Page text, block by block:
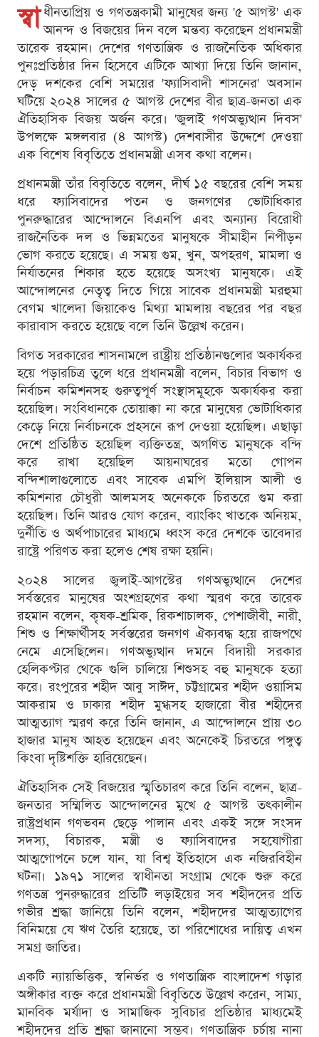
স্বা ধীনতাপ্রিয় ও গণতন্ত্রকামী মানুষের জন্য '৫ আগস্ট' এক
আনন্দ ও বিজয়ের দিন বলে মন্তব্য করেছেন প্রধানমন্ত্রী
তারেক রহমান। দেশের গণতান্ত্রিক ও রাজনৈতিক অধিকার
পুনঃপ্রতিষ্ঠার দিন হিসেবে এটিকে আখ্যা দিয়ে তিনি জানান,
দেড় দশকের বেশি সময়ের 'ফ্যাসিবাদী শাসনের' অবসান
ঘটিয়ে ২০২৪ সালের ৫ আগস্ট দেশের বীর ছাত্র-জনতা এক
ঐতিহাসিক বিজয় অর্জন করে। 'জুলাই গণঅভ্যুত্থান দিবস'
উপলক্ষে মঙ্গলবার (৪ আগস্ট) দেশবাসীর উদ্দেশে দেওয়া
এক বিশেষ বিবৃতিতে প্রধানমন্ত্রী এসব কথা বলেন।
প্রধানমন্ত্রী তাঁর বিবৃতিতে বলেন, দীর্ঘ ১৫ বছরের বেশি সময়
ধরে ফ্যাসিবাদের পতন ও জনগণের ভোটাধিকার
পুনরুদ্ধারের আন্দোলনে বিএনপি এবং অন্যান্য বিরোধী
রাজনৈতিক দল ও ভিন্নমতের মানুষকে সীমাহীন নিপীড়ন
ভোগ করতে হয়েছে। এ সময় গুম, খুন, অপহরণ, মামলা ও
নির্যাতনের শিকার হতে হয়েছে অসংখ্য মানুষকে। এই
আন্দোলনের নেতৃত্ব দিতে গিয়ে সাবেক প্রধানমন্ত্রী মরহুমা
বেগম খালেদা জিয়াকেও মিথ্যা মামলায় বছরের পর বছর
কারাবাস করতে হয়েছে বলে তিনি উল্লেখ করেন।
বিগত সরকারের শাসনামলে রাষ্ট্রীয় প্রতিষ্ঠানগুলোর অকার্যকর
হয়ে পড়ারচিত্র তুলে ধরে প্রধানমন্ত্রী বলেন, বিচার বিভাগ ও
নির্বাচন কমিশনসহ গুরুত্বপূর্ণ সংস্থাসমূহকে অকার্যকর করা
হয়েছিল। সংবিধানকে তোয়াক্কা না করে মানুষের ভোটাধিকার
কেড়ে নিয়ে নির্বাচনকে প্রহসনে রূপ দেওয়া হয়েছিল। এছাড়া
দেশে প্রতিষ্ঠিত হয়েছিল ব্যক্তিতন্ত্র, অগণিত মানুষকে বন্দি
করে রাখা হয়েছিল আয়নাঘরের মতো গোপন
বন্দিশালাগুলোতে এবং সাবেক এমপি ইলিয়াস আলী ও
কমিশনার চৌধুরী আলমসহ অনেককে চিরতরে গুম করা
হয়েছিল। তিনি আরও যোগ করেন, ব্যাংকিং খাতকে অনিয়ম,
দুর্নীতি ও অর্থপাচারের মাধ্যমে ধ্বংস করে দেশকে তাবেদার
রাষ্ট্রে পরিণত করা হলেও শেষ রক্ষা হয়নি।
২০২৪ সালের জুলাই-আগস্টের গণঅভ্যুত্থানে দেশের
সর্বস্তরের মানুষের অংশগ্রহণের কথা স্মরণ করে তারেক
রহমান বলেন, কৃষক-শ্রমিক, রিকশাচালক, পেশাজীবী, নারী,
শিশু ও শিক্ষার্থীসহ সর্বস্তরের জনগণ ঐক্যবদ্ধ হয়ে রাজপথে
নেমে এসেছিলেন। গণঅভ্যুত্থান দমনে বিদায়ী সরকার
হেলিকপ্টার থেকে গুলি চালিয়ে শিশুসহ বহু মানুষকে হত্যা
করে। রংপুরের শহীদ আবু সাঈদ, চট্টগ্রামের শহীদ ওয়াসিম
আকরাম ও ঢাকার শহীদ মুগ্ধসহ হাজারো বীর শহীদের
আত্মত্যাগ স্মরণ করে তিনি জানান, এ আন্দোলনে প্রায় ৩০
হাজার মানুষ আহত হয়েছেন এবং অনেকেই চিরতরে পঙ্গুত্ব
কিংবা দৃষ্টিশক্তি হারিয়েছেন।
ঐতিহাসিক সেই বিজয়ের স্মৃতিচারণ করে তিনি বলেন, ছাত্র-
জনতার সম্মিলিত আন্দোলনের মুখে ৫ আগস্ট তৎকালীন
রাষ্ট্রপ্রধান গণভবন ছেড়ে পালান এবং একই সঙ্গে সংসদ
সদস্য, বিচারক, মন্ত্রী ও ফ্যাসিবাদের সহযোগীরা
আত্মগোপনে চলে যান, যা বিশ্ব ইতিহাসে এক নজিরবিহীন
ঘটনা। ১৯৭১ সালের স্বাধীনতা সংগ্রাম থেকে শুরু করে
গণতন্ত্র পুনরুদ্ধারের প্রতিটি লড়াইয়ের সব শহীদদের প্রতি
গভীর শ্রদ্ধা জানিয়ে তিনি বলেন, শহীদদের আত্মত্যাগের
বিনিময়ে যে ঋণ তৈরি হয়েছে, তা পরিশোধের দায়িত্ব এখন
সমগ্র জাতির।
একটি ন্যায়ভিত্তিক, স্বনির্ভর ও গণতান্ত্রিক বাংলাদেশ গড়ার
অঙ্গীকার ব্যক্ত করে প্রধানমন্ত্রী বিবৃতিতে উল্লেখ করেন, সাম্য,
মানবিক মর্যাদা ও সামাজিক সুবিচার প্রতিষ্ঠার মাধ্যমেই
শহীদদের প্রতি শ্রদ্ধা জানানো সম্ভব। গণতান্ত্রিক চর্চায় নানা